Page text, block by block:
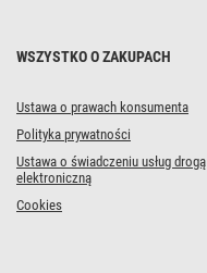
WSZYSTKO O ZAKUPACH
Ustawa o prawach konsumenta
Polityka prywatności
Ustawa o świadczeniu usług drogą
elektroniczną
Cookies